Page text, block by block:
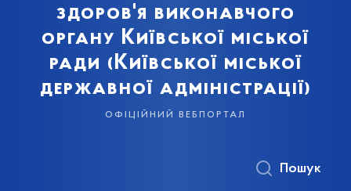
здоров'я виконавчого
органу Київської міської
ради (Київської міської
державної адміністрації)
офіційний вебпортал
Пошук